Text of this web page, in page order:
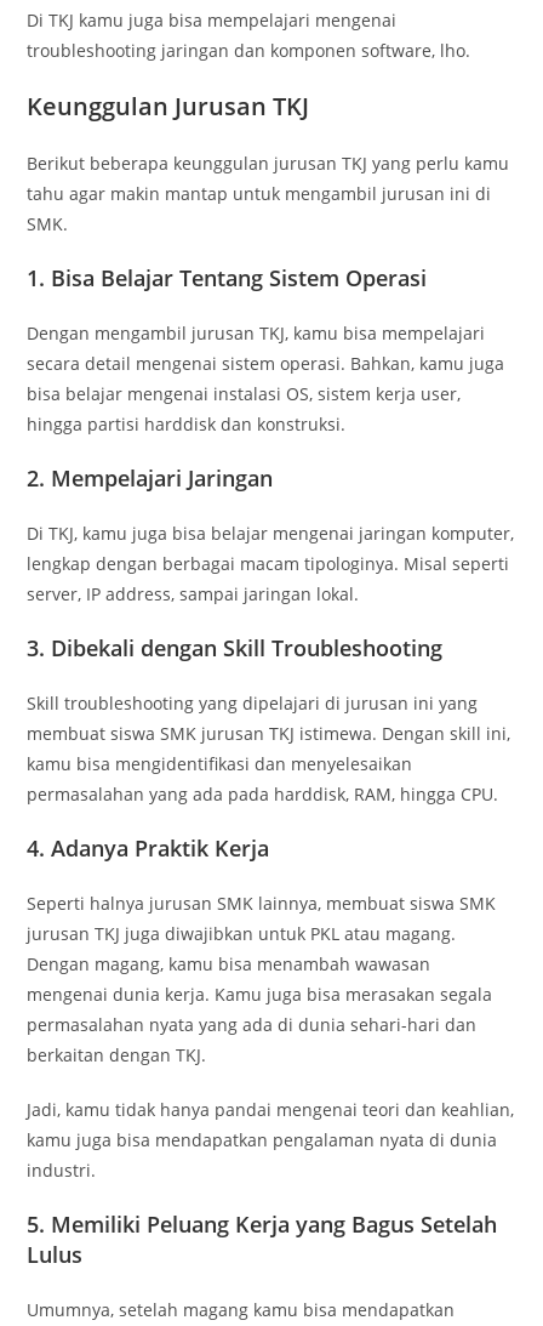
Di TKJ kamu juga bisa mempelajari mengenai
troubleshooting jaringan dan komponen software, lho.
Keunggulan Jurusan TKJ
Berikut beberapa keunggulan jurusan TKJ yang perlu kamu
tahu agar makin mantap untuk mengambil jurusan ini di
SMK.
1. Bisa Belajar Tentang Sistem Operasi
Dengan mengambil jurusan TKJ, kamu bisa mempelajari
secara detail mengenai sistem operasi. Bahkan, kamu juga
bisa belajar mengenai instalasi OS, sistem kerja user,
hingga partisi harddisk dan konstruksi.
2. Mempelajari Jaringan
Di TKJ, kamu juga bisa belajar mengenai jaringan komputer,
lengkap dengan berbagai macam tipologinya. Misal seperti
server, IP address, sampai jaringan lokal.
3. Dibekali dengan Skill Troubleshooting
Skill troubleshooting yang dipelajari di jurusan ini yang
membuat siswa SMK jurusan TKJ istimewa. Dengan skill ini,
kamu bisa mengidentifikasi dan menyelesaikan
permasalahan yang ada pada harddisk, RAM, hingga CPU.
4. Adanya Praktik Kerja
Seperti halnya jurusan SMK lainnya, membuat siswa SMK
jurusan TKJ juga diwajibkan untuk PKL atau magang.
Dengan magang, kamu bisa menambah wawasan
mengenai dunia kerja. Kamu juga bisa merasakan segala
permasalahan nyata yang ada di dunia sehari-hari dan
berkaitan dengan TKJ.
Jadi, kamu tidak hanya pandai mengenai teori dan keahlian,
kamu juga bisa mendapatkan pengalaman nyata di dunia
industri.
5. Memiliki Peluang Kerja yang Bagus Setelah
Lulus
Umumnya, setelah magang kamu bisa mendapatkan